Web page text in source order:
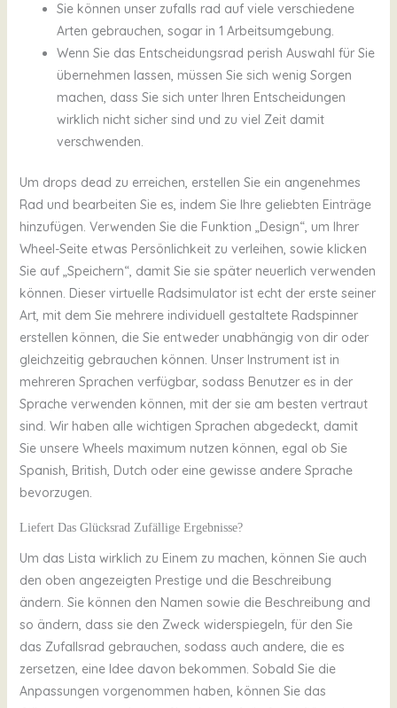
Sie können unser zufalls rad auf viele verschiedene
Arten gebrauchen, sogar in 1 Arbeitsumgebung.
Wenn Sie das Entscheidungsrad perish Auswahl für Sie
übernehmen lassen, müssen Sie sich wenig Sorgen
machen, dass Sie sich unter Ihren Entscheidungen
wirklich nicht sicher sind und zu viel Zeit damit
verschwenden.
Um drops dead zu erreichen, erstellen Sie ein angenehmes
Rad und bearbeiten Sie es, indem Sie Ihre geliebten Einträge
hinzufügen. Verwenden Sie die Funktion „Design“, um Ihrer
Wheel-Seite etwas Persönlichkeit zu verleihen, sowie klicken
Sie auf „Speichern“, damit Sie sie später neuerlich verwenden
können. Dieser virtuelle Radsimulator ist echt der erste seiner
Art, mit dem Sie mehrere individuell gestaltete Radspinner
erstellen können, die Sie entweder unabhängig von dir oder
gleichzeitig gebrauchen können. Unser Instrument ist in
mehreren Sprachen verfügbar, sodass Benutzer es in der
Sprache verwenden können, mit der sie am besten vertraut
sind. Wir haben alle wichtigen Sprachen abgedeckt, damit
Sie unsere Wheels maximum nutzen können, egal ob Sie
Spanish, British, Dutch oder eine gewisse andere Sprache
bevorzugen.
Liefert Das Glücksrad Zufällige Ergebnisse?
Um das Lista wirklich zu Einem zu machen, können Sie auch
den oben angezeigten Prestige und die Beschreibung
ändern. Sie können den Namen sowie die Beschreibung and
so ändern, dass sie den Zweck widerspiegeln, für den Sie
das Zufallsrad gebrauchen, sodass auch andere, die es
zersetzen, eine Idee davon bekommen. Sobald Sie die
Anpassungen vorgenommen haben, können Sie das